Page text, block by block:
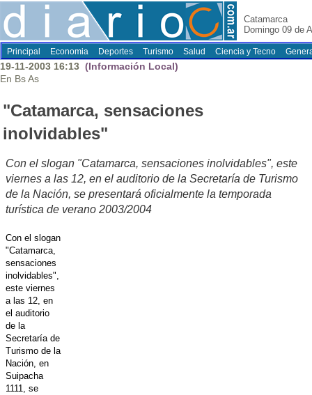
Catamarca
Domingo 09 de
Principal Economia Deportes Turismo Salud Ciencia y Tecno
19-11-2003 16:13 (Información Local)
En Bs As
"Catamarca, sensaciones
inolvidables"
Con el slogan "Catamarca, sensaciones inolvidables", este
viernes a las 12, en el auditorio de la Secretaría de Turismo
de la Nación, se presentará oficialmente la temporada
turística de verano 2003/2004
Con el slogan
"Catamarca,
sensaciones
inolvidables",
este viernes
a las 12, en
el auditorio
de la
Secretaría de
Turismo de la
Nación, en
Suipacha
1111, se